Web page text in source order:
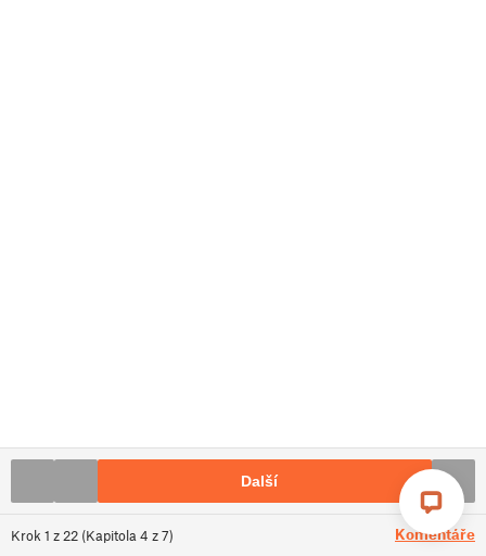
Krok 1 z 22 (Kapitola 4 z7) Komentáře
Další